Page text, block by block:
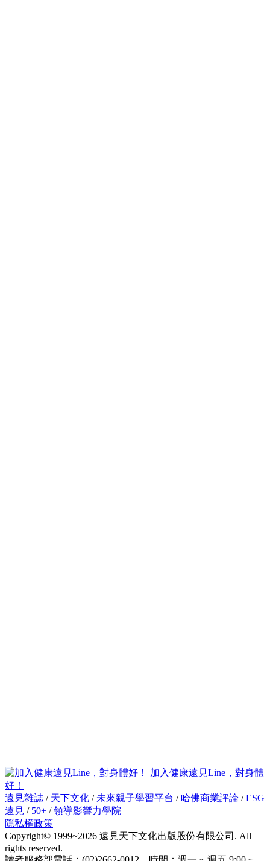
加入健康遠見Line，對身體
好！
遠見雜誌 / 天下文化 / 未來親子學習平台 / 哈佛商業評論 /ESG
遠見 / 50+ /領導影響力學院
隱私權政策
Copyright© 1999~2026 遠見天下文化出版股份有限公司. All
rights reserved.